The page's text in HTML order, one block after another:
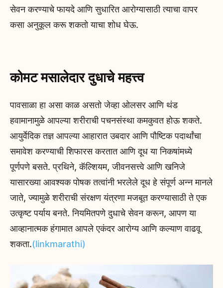
सेवन करण्याचे फायदे आणि सुधारित आरोग्यासाठी त्याचा वापर
कसा अनुकूल करू शकतो याचा शोध घेऊ.
कोमट मसालेदार दुधाचे महत्त्व
पावसाळा हा असा काळ असतो जेव्हा ओलसर आणि थंड
हवामानामुळे आपल्या शरीराची पचनसंस्था कमकुवत होऊ शकते.
आयुर्वेदिक तज्ञ आपल्या आहारात उबदार आणि पौष्टिक पदार्थांचा
समावेश करण्याची शिफारस करतात आणि दूध या निकषांमध्ये
पूर्णपणे बसते. प्रथिने, कॅल्शियम, जीवनसत्त्वे आणि खनिजे
यासारख्या आवश्यक पोषक तत्वांनी भरलेले दूध हे संपूर्ण अन्न मानले
जाते, ज्यामुळे शरीराची संरक्षण यंत्रणा मजबूत करण्यासाठी ते एक
उत्कृष्ट पर्याय बनते. नियमितपणे दुधाचे सेवन करून, आपण या
आव्हानात्मक हंगामात आपले एकंदर आरोग्य आणि कल्याण वाढवू
शकता.(linkmarathi)